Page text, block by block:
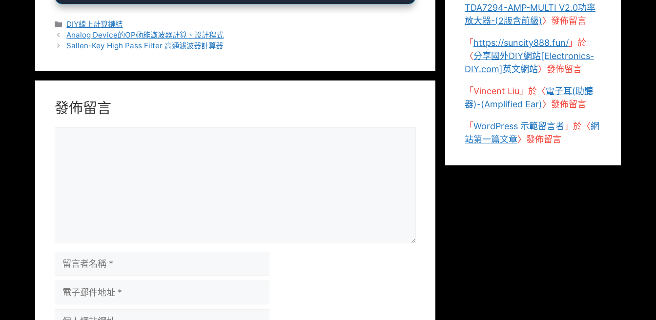
分
類
DIY線上計算鏈結
Analog Device的OP動能濾波器計算、設計程式
Sallen-Key High Pass Filter 高通濾波器計算器
發佈留言
TDA7294-AMP-MULTI V2.0功率
放大器-(2版含前級)〉發佈留言
「 https://suncity888.fun/ 」於
〈分享國外DIY網站[Electronics-
DIY.com]英文網站〉發佈留言
「 Vincent Liu 」於〈電子耳(助聽
器)-(Amplified Ear)〉發佈留言
「 WordPress 示範留言者 」於〈網
站第一篇文章〉發佈留言